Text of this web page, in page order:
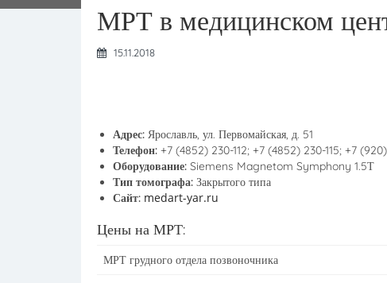
МРТ в медицинском
15.11.2018
Адрес: Ярославль, ул. Первомайская, д. 51
Телефон: +7 (4852) 230-112; +7 (4852) 230-115; +7
Оборудование: Siemens Magnetom Symphony 1.5Т
Тип томографа: Закрытого типа
Сайт: medart-yar.ru
Цены на МРТ:
МРТ грудного отдела позвоночника